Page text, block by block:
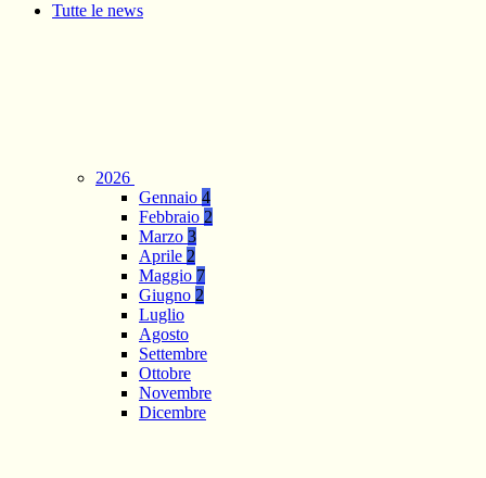
Tutte le news
2026
Gennaio 4
Febbraio 2
Marzo 3
Aprile 2
Maggio 7
Giugno 2
Luglio
Agosto
Settembre
Ottobre
Novembre
Dicembre